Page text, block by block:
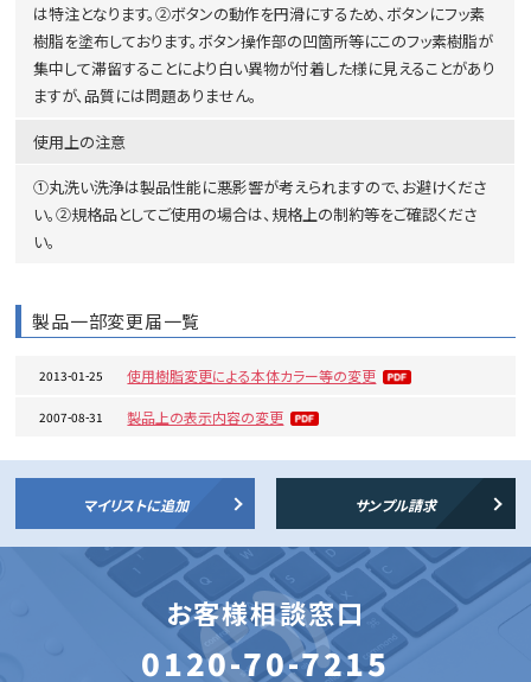
は特注となります。②ボタンの動作を円滑にするため、ボタンにフッ素
樹脂を塗布しております。ボタン操作部の凹箇所等にこのフッ素樹脂が
集中して滞留することにより白い異物が付着した様に見えることがあり
ますが、品質には問題ありません。
使用上の注意
①丸洗い洗浄は製品性能に悪影響が考えられますので、お避けくださ
い。②規格品としてご使用の場合は、規格上の制約等をご確認くださ
い。
製品一部変更届一覧
2013-01-25 使用樹脂変更による本体カラー等の変更
2007-08-31 製品上の表示内容の変更
マイリストに追加 サンプル請求
お客様相談窓口
0120-70-7215